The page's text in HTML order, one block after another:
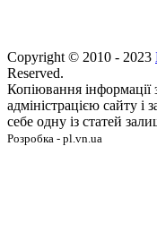
Copyright © 2010 - 2023
Reserved.
Копіювання інформації
адміністрацією сайту
себе одну із статей
Розробка - pl.vn.ua